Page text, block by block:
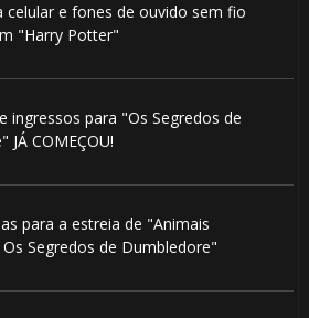
celular e fones de ouvido sem fio
"Harry Potter"
ingressos para "Os Segredos de
JÁ COMEÇOU!
para a estreia de "Animais
Segredos de Dumbledore"
🎈
1️⃣ 8️⃣